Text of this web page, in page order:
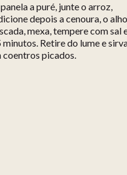
a puré, junte o arroz,
depois a cenoura, o alho
mexa, tempere com sal
Retire do lume e
picados.